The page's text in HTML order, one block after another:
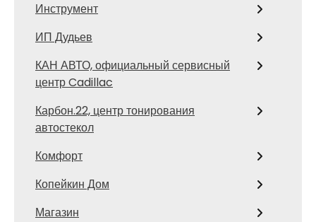
Инструмент
ИП Дудьев
КАН АВТО, официальный сервисный
центр Cadillac
Карбон.22, центр тонирования
автостекол
Комфорт
Копейкин Дом
Магазин